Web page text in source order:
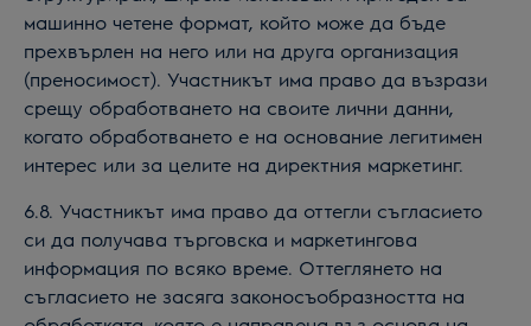
машинно четене формат, който може да бъде
прехвърлен на него или на друга организация
(преносимост). Участникът има право да възрази
срещу обработването на своите лични данни,
когато обработването е на основание легитимен
интерес или за целите на директния маркетинг.
6.8. Участникът има право да оттегли съгласието
си да получава търговска и маркетингова
информация по всяко време. Оттеглянето на
съгласието не засяга законосъобразността на